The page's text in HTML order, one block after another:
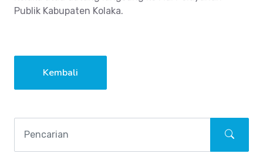
Publik Kabupaten Kolaka.
Kembali